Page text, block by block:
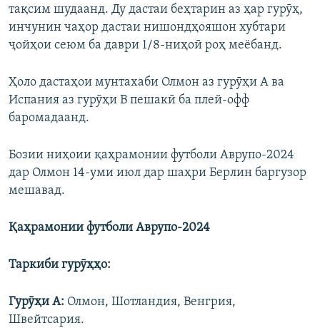
тақсим шудаанд. Ду дастаи беҳтарин аз ҳар гурӯҳ,
инчунин чаҳор дастаи нишондҳояшон хубтари
ҷойҳои сеюм ба даври 1/8-ниҳоӣ роҳ меёбанд.
Ҳоло дастаҳои мунтахаби Олмон аз гурӯҳи А ва
Испания аз гурӯҳи В пешакӣ ба плей-офф
баромадаанд.
Бозии ниҳоии қаҳрамонии футболи Аврупо-2024
дар Олмон 14-уми июл дар шаҳри Берлин баргузор
мешавад.
Қаҳрамонии футболи Аврупо-2024
Таркиби гурӯҳҳо:
Гурӯҳи A: Олмон, Шотландия, Венгрия,
Швейтсария.